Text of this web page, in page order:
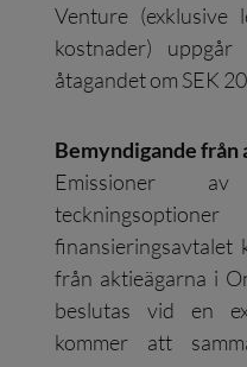
Venture (exklusive
kostnader)
åtagandet om SEK
Bemyndigande från
Emissioner
finansieringsavtalet
från aktieägarna i
beslutas vid en
kommer att